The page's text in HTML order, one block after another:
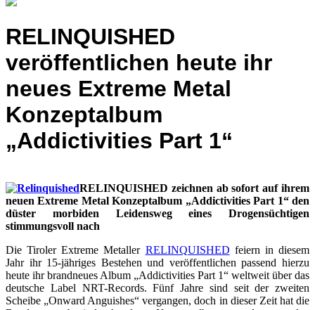
RELINQUISHED
veröffentlichen heute ihr
neues Extreme Metal
Konzeptalbum
„Addictivities Part 1“
RELINQUISHED zeichnen ab sofort auf ihrem
neuen Extreme Metal Konzeptalbum „Addictivities Part 1“ den
düster morbiden Leidensweg eines Drogensüchtigen
stimmungsvoll nach
Die Tiroler Extreme Metaller RELINQUISHED feiern in diesem
Jahr ihr 15-jähriges Bestehen und veröffentlichen passend hierzu
heute ihr brandneues Album „Addictivities Part 1“ weltweit über das
deutsche Label NRT-Records. Fünf Jahre sind seit der zweiten
Scheibe „Onward Anguishes“ vergangen, doch in dieser Zeit hat die